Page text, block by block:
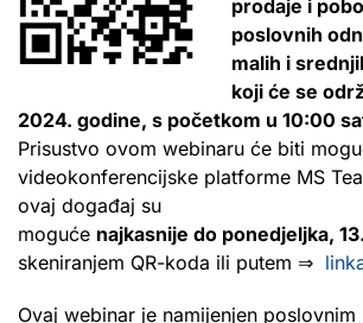
prodaje i
poslovnih
malih i
koji će se
2024. godine, s početkom u 10:00
Prisustvo ovom webinaru će biti
videokonferencijske platforme MS
ovaj događaj su
moguće najkasnije do ponedjeljka,
skeniranjem QR-koda ili putem ⇒
Ovaj webinar je namijenjen